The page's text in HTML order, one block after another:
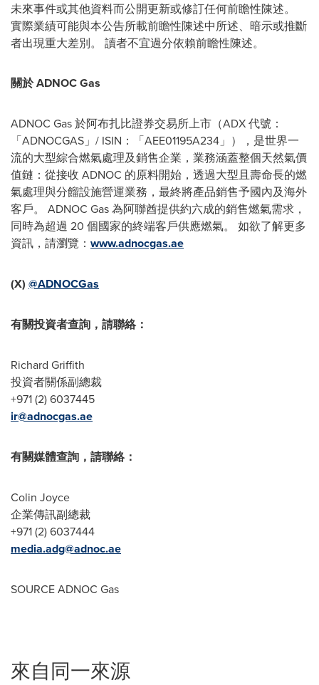
未來事件或其他資料而公開更新或修訂任何前瞻性陳述。
實際業績可能與本公告所載前瞻性陳述中所述、暗示或推斷
者出現重大差別。 讀者不宜過分依賴前瞻性陳述。
關於 ADNOC Gas
ADNOC Gas 於阿布扎比證券交易所上市（ADX 代號：
「ADNOCGAS」/ ISIN：「AEE01195A234」），是世界一
流的大型綜合燃氣處理及銷售企業，業務涵蓋整個天然氣價
值鏈：從接收 ADNOC 的原料開始，透過大型且壽命長的燃
氣處理與分餾設施營運業務，最終將產品銷售予國內及海外
客戶。 ADNOC Gas 為阿聯酋提供約六成的銷售燃氣需求，
同時為超過 20 個國家的終端客戶供應燃氣。 如欲了解更多
資訊，請瀏覽： www.adnocgas.ae
(X) @ADNOCGas
有關投資者查詢，請聯絡：
Richard Griffith
投資者關係副總裁
+971 (2) 6037445
ir@adnocgas.ae
有關媒體查詢，請聯絡：
Colin Joyce
企業傳訊副總裁
+971 (2) 6037444
media.adg@adnoc.ae
SOURCE ADNOC Gas
來自同一來源